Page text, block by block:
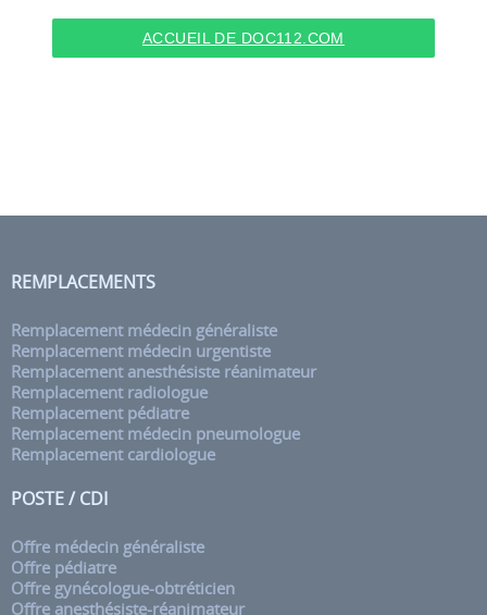
ACCUEIL DE DOC112.COM
REMPLACEMENTS
Remplacement médecin généraliste
Remplacement médecin urgentiste
Remplacement anesthésiste réanimateur
Remplacement radiologue
Remplacement pédiatre
Remplacement médecin pneumologue
Remplacement cardiologue
POSTE / CDI
Offre médecin généraliste
Offre pédiatre
Offre gynécologue-obtréticien
Offre anesthésiste-réanimateur